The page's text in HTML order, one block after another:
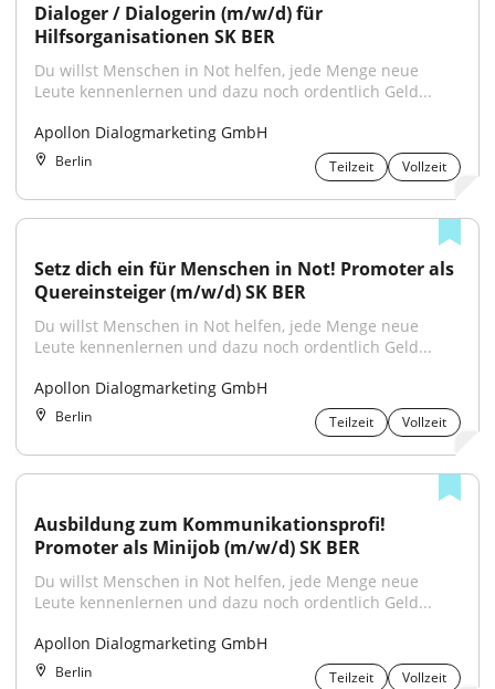
Dialoger / Dialogerin (m/w/d) für
Hilfsorganisationen SK BER
Du willst Menschen in Not helfen, jede Menge neue
Leute kennenlernen und dazu noch ordentlich Geld...
Apollon Dialogmarketing GmbH
Berlin Teilzeit Vollzeit
Setz dich ein für Menschen in Not! Promoter als
Quereinsteiger (m/w/d) SK BER
Du willst Menschen in Not helfen, jede Menge neue
Leute kennenlernen und dazu noch ordentlich Geld...
Apollon Dialogmarketing GmbH
Berlin Teilzeit Vollzeit
Ausbildung zum Kommunikationsprofi!
Promoter als Minijob (m/w/d) SK BER
Du willst Menschen in Not helfen, jede Menge neue
Leute kennenlernen und dazu noch ordentlich Geld...
Apollon Dialogmarketing GmbH
Berlin Teilzeit Vollzeit